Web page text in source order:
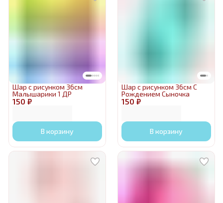
150 ₽
Шар с рисунком 36см
Малышарики 1 ДР
В корзину
150 ₽
Шар с рисунком 36см С
Рождением Сыночка
В корзину